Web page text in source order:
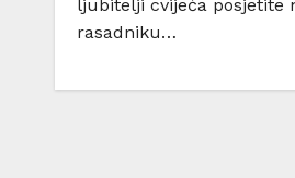
ljubitelji cvijeća posjetite
rasadniku…